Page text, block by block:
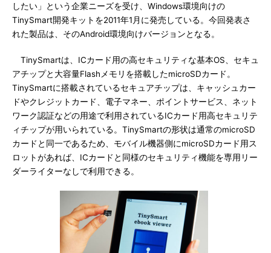
したい」という企業ニーズを受け、Windows環境向けの
TinySmart開発キットを2011年1月に発売している。今回発表さ
れた製品は、そのAndroid環境向けバージョンとなる。
TinySmartは、ICカード用の高セキュリティな基本OS、セキュ
アチップと大容量Flashメモリを搭載したmicroSDカード。
TinySmartに搭載されているセキュアチップは、キャッシュカー
ドやクレジットカード、電子マネー、ポイントサービス、ネット
ワーク認証などの用途で利用されているICカード用高セキュリテ
ィチップが用いられている。TinySmartの形状は通常のmicroSD
カードと同一であるため、モバイル機器側にmicroSDカード用ス
ロットがあれば、ICカードと同様のセキュリティ機能を専用リー
ダーライターなしで利用できる。